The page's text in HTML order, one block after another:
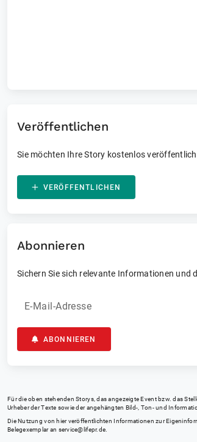
Veröffentlichen
Sie möchten Ihre Story kostenlos
VERÖFFENTLICHEN
Abonnieren
Sichern Sie sich relevante Informationen und
E-Mail-Adresse
ABONNIEREN
Für die oben stehenden Storys, das angezeigte Event bzw. das
Urheber der Texte sowie der angehängten Bild-, Ton- und
Die Nutzung von hier veröffentlichten Informationen zur
Belegexemplar an service@lifepr.de